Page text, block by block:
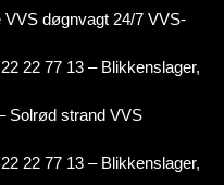
døgnvagt 24/7 VVS-
22 77 13 – Blikkenslager,
Solrød strand VVS
22 77 13 – Blikkenslager,